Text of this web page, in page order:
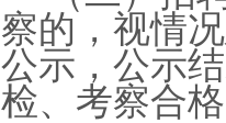
察的，视情
公示，公示
检、考察合